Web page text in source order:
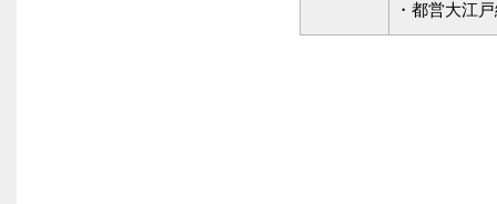
・都営大江